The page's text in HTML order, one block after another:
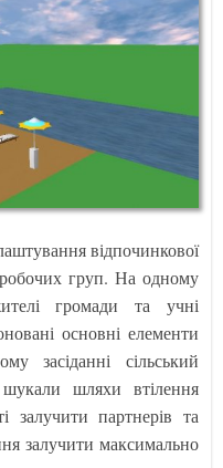
відпочинкової
груп. На одному
громади та учні
основні елементи
засіданні сільський
шляхи втілення
залучити партнерів та
залучити максимально